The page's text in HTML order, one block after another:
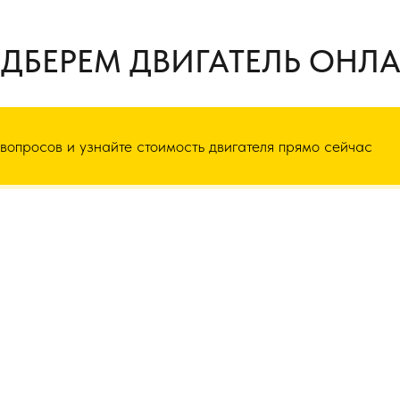
ДВИГАТЕЛЬ
и узнайте стоимость двигателя прямо сейчас